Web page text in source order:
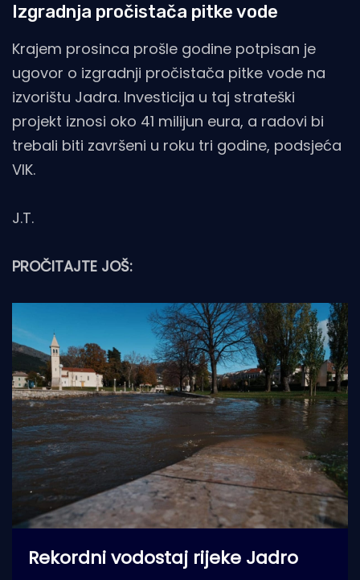
Izgradnja pročistača pitke vode
Krajem prosinca prošle godine potpisan je
ugovor o izgradnji pročistača pitke vode na
izvorištu Jadra. Investicija u taj strateški
projekt iznosi oko 41 milijun eura, a radovi bi
trebali biti završeni u roku tri godine, podsjeća
VIK.
J.T.
PROČITAJTE JOŠ:
Rekordni vodostaj rijeke Jadro